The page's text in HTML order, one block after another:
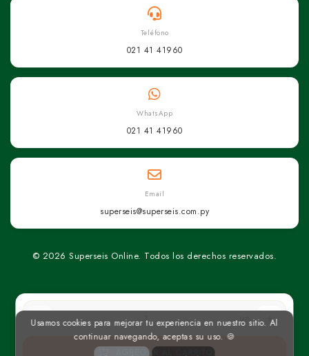
un
AGREGAR AL CARRITO
Teléfono
021 41 41960
WhatsApp
021 41 41960
Email
superseis@superseis.com.py
© 2026 Superseis Online. Todos los derechos reservados.
Usamos cookies para mejorar tu experiencia en nuestro sitio. Al
continuar navegando, aceptas su uso. 🍪